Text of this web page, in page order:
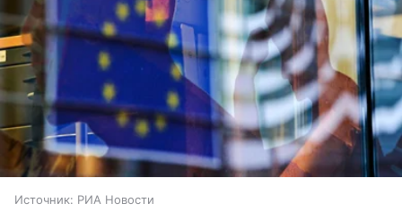
Источник: РИА Новости